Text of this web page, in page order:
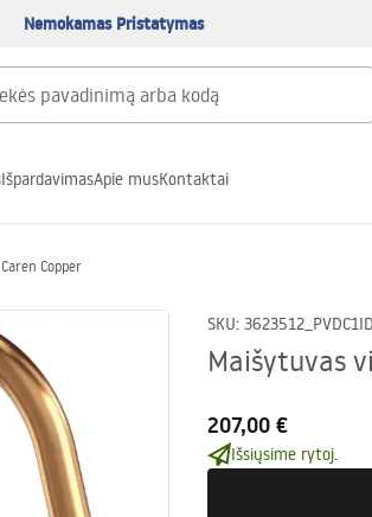
Nemokamas Pristatymas
IšpardavimasApie musKontaktai
Copper
SKU: 3623512_PVDC1ID
Maišytuvas
207,00 €
Išsiųsime rytoj.